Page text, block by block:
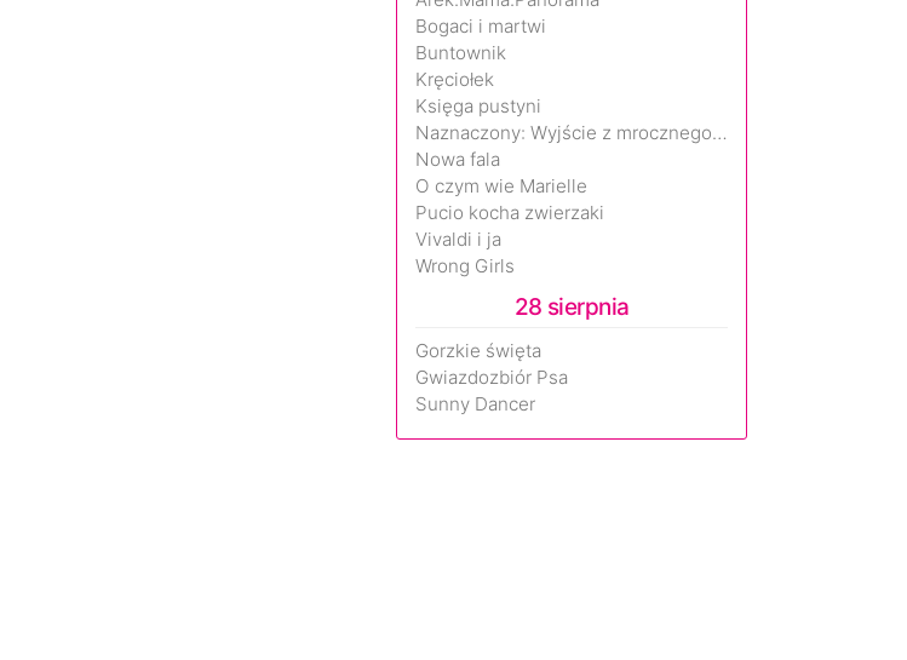
Bogaci i martwi
Buntownik
Kręciołek
Księga pustyni
Naznaczony: Wyjście z mrocznego wymiaru
Nowa fala
O czym wie Marielle
Pucio kocha zwierzaki
Vivaldi i ja
Wrong Girls
28 sierpnia
Gorzkie święta
Gwiazdozbiór Psa
Sunny Dancer